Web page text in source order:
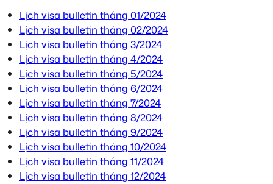
Lịch visa bulletin tháng 01/2024
Lịch visa bulletin tháng 02/2024
Lịch visa bulletin tháng 3/2024
Lịch visa bulletin tháng 4/2024
Lịch visa bulletin tháng 5/2024
Lịch visa bulletin tháng 6/2024
Lịch visa bulletin tháng 7/2024
Lịch visa bulletin tháng 8/2024
Lịch visa bulletin tháng 9/2024
Lịch visa bulletin tháng 10/2024
Lịch visa bulletin tháng 11/2024
Lịch visa bulletin tháng 12/2024